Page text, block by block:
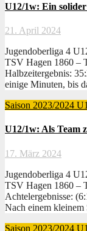
U12/1w: Ein
21. April 2024
Jugendoberliga 4
TSV Hagen 1860 –
Halbzeitergebnis:
einige Minuten, bis
Saison 2023/2024
U12/1w: Als Team
17. März 2024
Jugendoberliga 4
TSV Hagen 1860 –
Achtelergebnisse:
Nach einem
Saison 2023/2024